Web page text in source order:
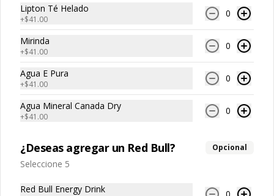
Papas Fritas Individuales
Porción individual de papas fritas
acompañadas con una porción de
guacamole cremoso.
Lipton Té Helado
+$41.00
0
Mirinda
+$41.00
0
Agua E Pura
+$41.00
0
Agua Mineral Canada Dry
+$41.00
0
¿Deseas agregar un Red Bull? Opcional
Seleccione 5
Red Bull Energy Drink